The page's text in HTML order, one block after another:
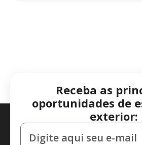
Receba as
oportunidades de
exterior: